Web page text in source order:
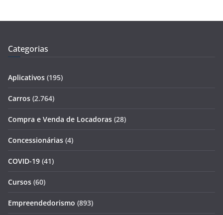
Categorias
Aplicativos (195)
Carros (2.764)
Compra e Venda de Locadoras (28)
Concessionárias (4)
COVID-19 (41)
Cursos (60)
Empreendedorismo (893)